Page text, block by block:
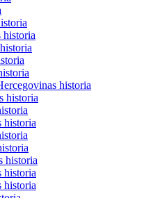
historia
historia
historia
historia
historia
historia
historia